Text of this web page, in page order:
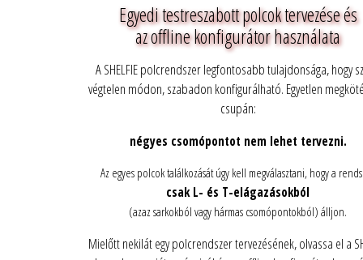
Egyedi testreszabott polcok tervezése és
az offline konfigurátor használata
A SHELFIE polcrendszer legfontosabb tulajdonsága, hogy
végtelen módon, szabadon konfigurálható. Egyetlen
csupán:
négyes csomópontot nem lehet tervezni.
Az egyes polcok találkozását úgy kell megválasztani, hogy a
csak L- és T-elágazásokból
(azaz sarkokból vagy hármas csomópontokból) álljon.
Mielőtt nekilát egy polcrendszer tervezésének, olvassa el a